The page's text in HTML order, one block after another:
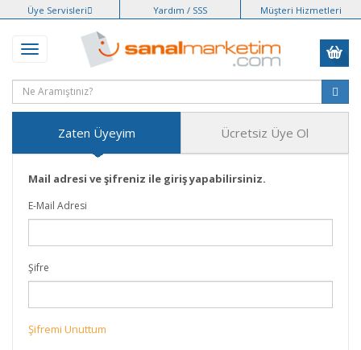
Üye Servisleri Yardım / SSS Müşteri Hizmetleri
Zaten Üyeyim Ücretsiz Üye Ol
Mail adresi ve şifreniz ile giriş yapabilirsiniz.
E-Mail Adresi
Şifre
Şifremi Unuttum